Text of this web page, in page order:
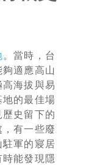
。當時，台
適應高山
海拔與易
的最佳場
史留下的
有一些廢
軍的寢居
能發現隱